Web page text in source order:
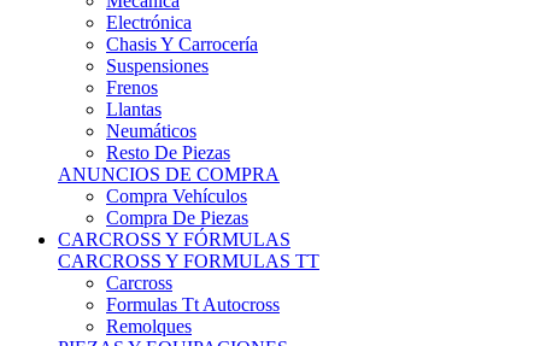
Chasis Y Carrocería
Suspensiones
Frenos
Llantas
Neumáticos
Resto De Piezas
ANUNCIOS DE COMPRA
Compra Vehículos
Compra De Piezas
CARCROSS Y FÓRMULAS
CARCROSS Y FORMULAS TT
Carcross
Formulas Tt Autocross
Remolques
PIEZAS Y EQUIPACIONES
Mecanica